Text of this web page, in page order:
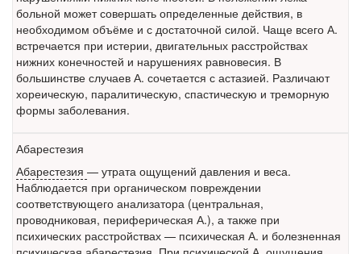
Федеральная служба по
надзору в сфере
здравоохранения озвучила
тревожную статистику. Она
касаются увеличения риска
острой кардиотоксичности и
Закон о праве родителей находиться с детьми в
реанимации внесен в Госдуму
Соответствующий
законопроект внесен в
больной может совершать определенные действия, в
необходимом объёме и с достаточной силой. Чаще всего А.
встречается при истерии, двигательных расстройствах
нижних конечностей и нарушениях равновесия. В
большинстве случаев А. сочетается с астазией. Различают
хореическую, паралитическую, спастическую и треморную
формы заболевания.
Абарестезия
Абарестезия — утрата ощущений давления и веса.
Наблюдается при органическом повреждении
соответствующего анализатора (центральная,
проводниковая, периферическая А.), а также при
психических расстройствах — психическая А. и болезненная